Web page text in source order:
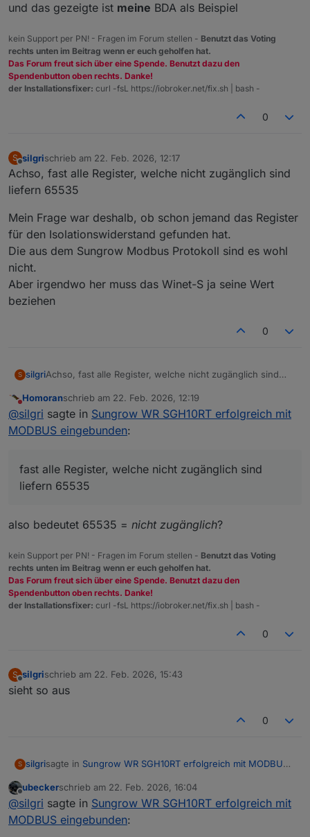
und das gezeigte ist meine BDA als Beispiel
kein Support per PN! - Fragen im Forum stellen - Benutzt das Voting
rechts unten im Beitrag wenn er euch geholfen hat.
Das Forum freut sich über eine Spende. Benutzt dazu den
Spendenbutton oben rechts. Danke!
der Installationsfixer: curl -fsL https://iobroker.net/fix.sh | bash -
0
S
Offline
silgrischrieb am 22. Feb. 2026, 12:17
zuletzt editiert von
Achso, fast alle Register, welche nicht zugänglich sind
liefern 65535
Mein Frage war deshalb, ob schon jemand das Register
für den Isolationswiderstand gefunden hat.
Die aus dem Sungrow Modbus Protokoll sind es wohl
nicht.
Aber irgendwo her muss das Winet-S ja seine Wert
beziehen
0
S silgriAchso, fast alle Register, welche nicht zugänglich sind
Mein Frage war deshalb, ob schon jemand das Register
für den Isolationswiderstand gefunden hat.
Die aus dem Sungrow Modbus Protokoll sind es wohl
beziehen
Nicht stören
Homoranschrieb am 22. Feb. 2026, 12:19
zuletzt editiert von
@silgri sagte in Sungrow WR SGH10RT erfolgreich mit
MODBUS eingebunden:
fast alle Register, welche nicht zugänglich sind
liefern 65535
also bedeutet 65535 = nicht zugänglich?
kein Support per PN! - Fragen im Forum stellen - Benutzt das Voting
rechts unten im Beitrag wenn er euch geholfen hat.
Das Forum freut sich über eine Spende. Benutzt dazu den
Spendenbutton oben rechts. Danke!
der Installationsfixer: curl -fsL https://iobroker.net/fix.sh | bash -
0
S
Offline
silgrischrieb am 22. Feb. 2026, 15:43
zuletzt editiert von
sieht so aus
0
S silgrisagte in Sungrow WR SGH10RT erfolgreich mit MODBUS
Frage zum Register 5071 -> Isolationswiderstand
Dort steht bei mir immer 65535
Das Register wird wohl nicht ausgelesen, der Wert
Ich wärme das jetzt nochmal auf
Offline
ubeckerschrieb am 22. Feb. 2026, 16:04
zuletzt editiert von
@silgri sagte in Sungrow WR SGH10RT erfolgreich mit
MODBUS eingebunden: